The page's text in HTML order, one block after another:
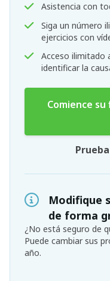
Asistencia con
Siga un número
ejercicios con
Acceso ilimitado
identificar la
Comience
Modifique
de forma
¿No está seguro de
Puede cambiar sus
año.